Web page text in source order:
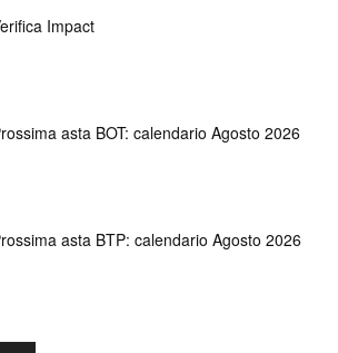
Impact
asta BOT: calendario Agosto 2026
asta BTP: calendario Agosto 2026